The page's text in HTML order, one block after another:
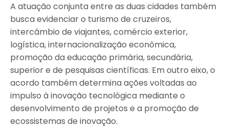
A atuação conjunta entre as duas cidades também
busca evidenciar o turismo de cruzeiros,
intercâmbio de viajantes, comércio exterior,
logística, internacionalização econômica,
promoção da educação primária, secundária,
superior e de pesquisas científicas. Em outro eixo, o
acordo também determina ações voltadas ao
impulso à inovação tecnológica mediante o
desenvolvimento de projetos e a promoção de
ecossistemas de inovação.